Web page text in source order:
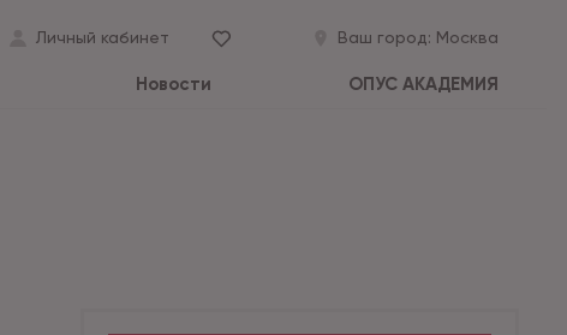
Личный кабинет Ваш город: Москва
Новости ОПУС АКАДЕМИЯ